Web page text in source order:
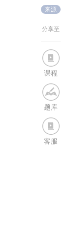
网
来源
分享至
课程
题库
客服